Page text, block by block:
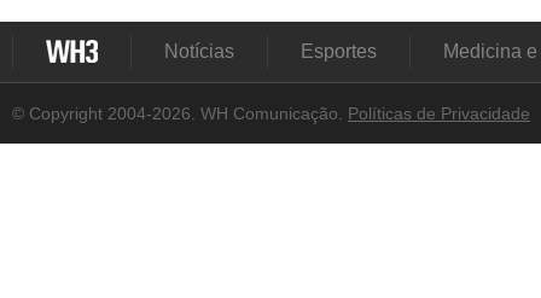
Notícias Esportes Medicina
© Copyright 2004-2026. WH Comunicação. Políticas de Privacidade